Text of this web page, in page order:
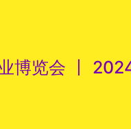
博览会 丨